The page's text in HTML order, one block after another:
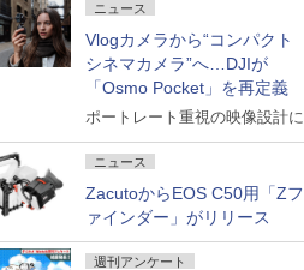
ニュース
Vlogカメラから“コンパクト
シネマカメラ”へ…DJIが
「Osmo Pocket」を再定義
ポートレート重視の映像設計に
ニュース
ZacutoからEOS C50用「Zフ
ァインダー」がリリース
週刊アンケート